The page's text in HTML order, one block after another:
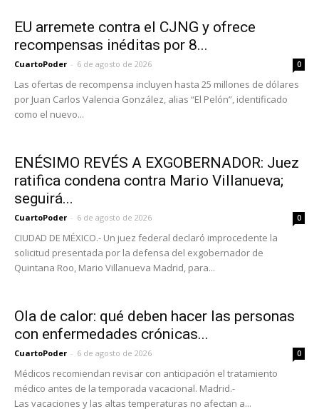
EU arremete contra el CJNG y ofrece
recompensas inéditas por 8...
CuartoPoder - 6 de agosto de 2026 0
Las ofertas de recompensa incluyen hasta 25 millones de dólares
por Juan Carlos Valencia González, alias “El Pelón”, identificado
como el nuevo...
ENÉSIMO REVÉS A EXGOBERNADOR: Juez
ratifica condena contra Mario Villanueva;
seguirá...
CuartoPoder - 6 de agosto de 2026 0
CIUDAD DE MÉXICO.- Un juez federal declaró improcedente la
solicitud presentada por la defensa del exgobernador de
Quintana Roo, Mario Villanueva Madrid, para...
Ola de calor: qué deben hacer las personas
con enfermedades crónicas...
CuartoPoder - 6 de agosto de 2026 0
Médicos recomiendan revisar con anticipación el tratamiento
médico antes de la temporada vacacional. Madrid.-
Las vacaciones y las altas temperaturas no afectan a...